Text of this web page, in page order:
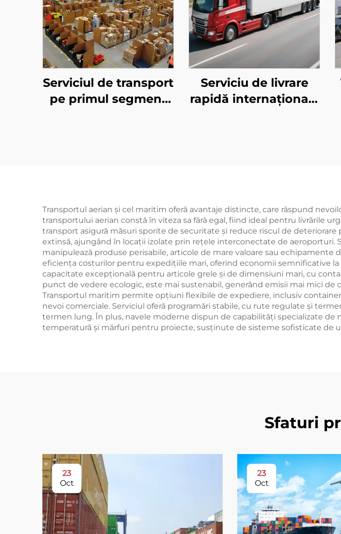
Serviciul de transport
pe primul segment
Serviciu de livrare
rapidă internațională
Transportul aerian și cel maritim oferă avantaje distincte, care răspund
transportului aerian constă în viteza sa fără egal, fiind ideal pentru livrările
transport asigură măsuri sporite de securitate și reduce riscul de
extinsă, ajungând în locații izolate prin rețele interconectate de
manipulează produse perisabile, articole de mare valoare sau
eficiența costurilor pentru expedițiile mari, oferind economii semnificative
capacitate excepțională pentru articole grele și de dimensiuni mari, cu
punct de vedere ecologic, este mai sustenabil, generând emisii mai mici
Transportul maritim permite opțiuni flexibile de expediere, inclusiv
nevoi comerciale. Serviciul oferă programări stabile, cu rute regulate și
termen lung. În plus, navele moderne dispun de capabilități specializate
temperatură și mărfuri pentru proiecte, susținute de sisteme sofisticate de
Sfaturi
23
Oct
23
Oct